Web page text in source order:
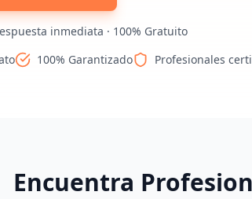
inmediata · 100% Gratuito
100% Garantizado Profesionales
Encuentra